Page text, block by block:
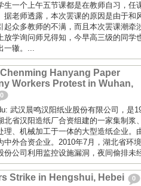
生一个上午五节课都是在教师自习，任
据老师透露，本次罢课的原因是由于和
起众多教师的不满，而且本次罢课潮牵
放学询问师兄得知，今早高三级的同学
一辙。...
Hanyang Paper
Workers Protest in Wuhan,
0
武汉晨鸣汉阳纸业股份有限公司，是
北省汉阳造纸厂合资组建的一家集制浆
理、机械加工于一体的大型造纸企业。
中外合资企业。2010年7月，湖北省环
份公司利用监控设施漏洞，夜间偷排未
Strike in Hengshui, Hebei 0